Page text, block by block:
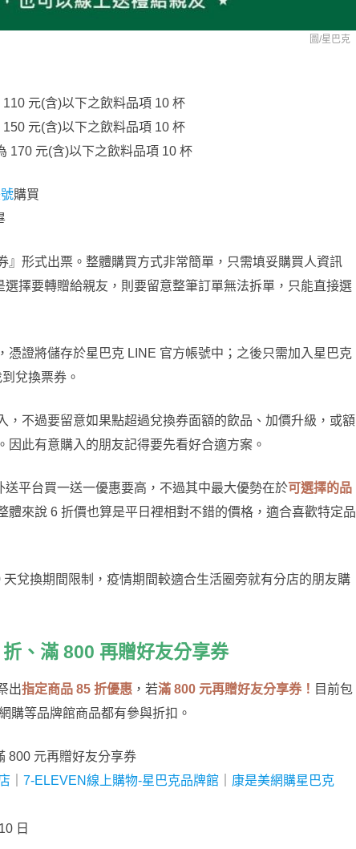
圖/星巴克
元(含)以下之飲料品項 10 杯
元(含)以下之飲料品項 10 杯
170 元(含)以下之飲料品項 10 杯
購買
』形式出票。整體購買方式非常簡單，只需填妥購買人資訊
擇要轉贈給親友，則要留意整筆訂單無法拆單，只能直接選
憑證將儲存於星巴克 LINE 官方帳號中；之後只需加入星巴克
兌換票券。
，不過要留意如果點超過兌換券面額的飲品、加價升級，或額
此有意購入的朋友記得要先看好合適方案。
平台買一送一優惠要高，不過其中最大優勢在於可選擇的品
體來說 6 折價也算是平日裡相對不錯的價格，適合喜歡特定品
兌換期間限制，疫情期間較適合生活圈旁就有分店的朋友購
、滿 800 再贈好友分享券
出指定商品 85 折優惠 ，若滿 800 元再贈好友分享券！ 目前包
購等品牌館商品都有參與折扣。
800 元再贈好友分享券
7-ELEVEN線上購物-星巴克品牌館
康是美網購星巴克
日